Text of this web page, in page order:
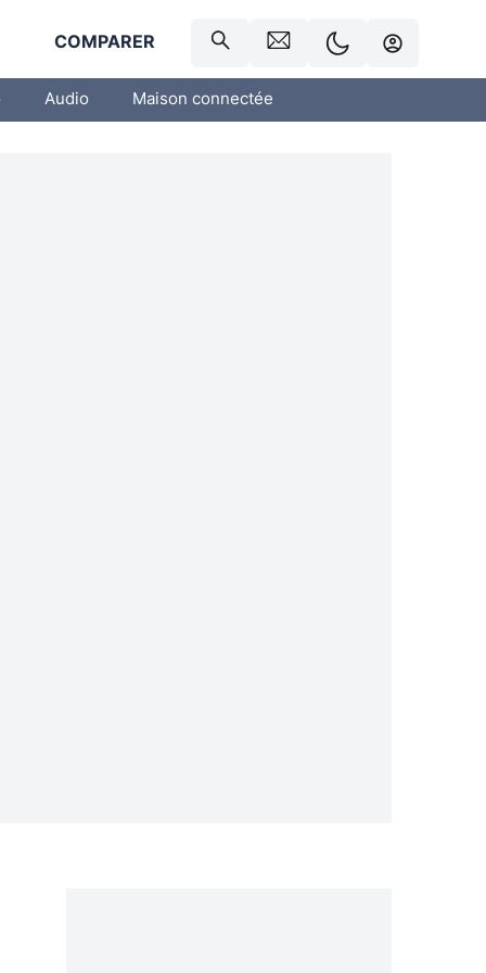
COMPARER
Audio Maison connectée